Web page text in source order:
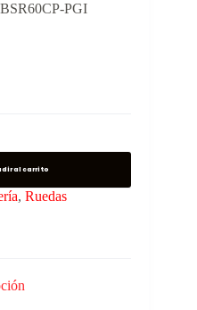
PGI
al carrito
, Ruedas